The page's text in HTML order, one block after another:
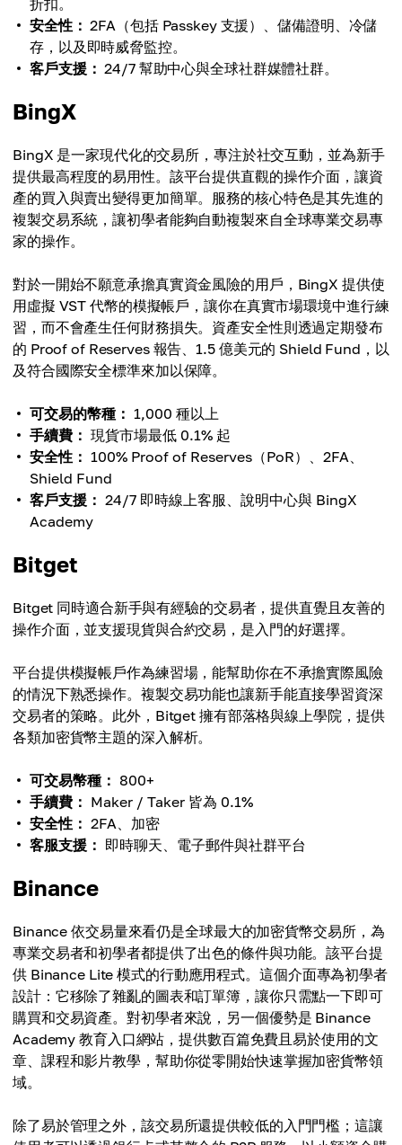
折扣。
安全性： 2FA（包括 Passkey 支援）、儲備證明、冷儲
存，以及即時威脅監控。
客戶支援： 24/7 幫助中心與全球社群媒體社群。
BingX
BingX 是一家現代化的交易所，專注於社交互動，並為新手
提供最高程度的易用性。該平台提供直觀的操作介面，讓資
產的買入與賣出變得更加簡單。服務的核心特色是其先進的
複製交易系統，讓初學者能夠自動複製來自全球專業交易專
家的操作。
對於一開始不願意承擔真實資金風險的用戶，BingX 提供使
用虛擬 VST 代幣的模擬帳戶，讓你在真實市場環境中進行練
習，而不會產生任何財務損失。資產安全性則透過定期發布
的 Proof of Reserves 報告、1.5 億美元的 Shield Fund，以
及符合國際安全標準來加以保障。
可交易的幣種： 1,000 種以上
手續費： 現貨市場最低 0.1% 起
安全性： 100% Proof of Reserves（PoR）、2FA、
Shield Fund
客戶支援： 24/7 即時線上客服、說明中心與 BingX
Academy
Bitget
Bitget 同時適合新手與有經驗的交易者，提供直覺且友善的
操作介面，並支援現貨與合約交易，是入門的好選擇。
平台提供模擬帳戶作為練習場，能幫助你在不承擔實際風險
的情況下熟悉操作。複製交易功能也讓新手能直接學習資深
交易者的策略。此外，Bitget 擁有部落格與線上學院，提供
各類加密貨幣主題的深入解析。
可交易幣種： 800+
手續費： Maker / Taker 皆為 0.1%
安全性： 2FA、加密
客服支援： 即時聊天、電子郵件與社群平台
Binance
Binance 依交易量來看仍是全球最大的加密貨幣交易所，為
專業交易者和初學者都提供了出色的條件與功能。該平台提
供 Binance Lite 模式的行動應用程式。這個介面專為初學者
設計：它移除了雜亂的圖表和訂單簿，讓你只需點一下即可
購買和交易資產。對初學者來說，另一個優勢是 Binance
Academy 教育入口網站，提供數百篇免費且易於使用的文
章、課程和影片教學，幫助你從零開始快速掌握加密貨幣領
域。
除了易於管理之外，該交易所還提供較低的入門門檻；這讓